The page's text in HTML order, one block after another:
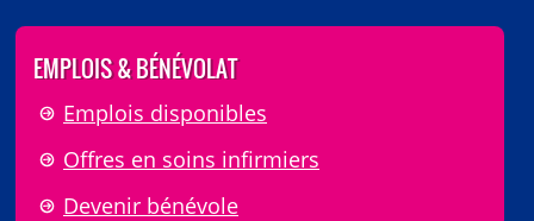
EMPLOIS & BÉNÉVOLAT
Emplois disponibles
Offres en soins infirmiers
Devenir bénévole